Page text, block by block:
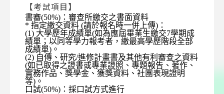
【考試項目】
書審(50%)：審查所繳交之書面資料
* 指定繳交資料 (請於報名時一併上傳)：
(1) 大學歷年成績單(如為應屆畢業生繳交7學期成
績單；以同等學力報考者，繳最高學歷階段全部
成績單)。
(2) 自傳、研究/進修計畫書及其他有利審查之資料
(如已取得之證書或專業證照、專題報告、著作、
實務作品、獎學金、獲獎資料、社團表現證明
等)。
口試(50%)：採口試方式進行